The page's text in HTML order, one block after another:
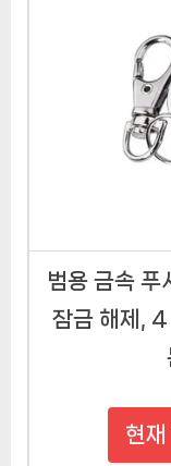
범용 금속
잠금 해제,
현재